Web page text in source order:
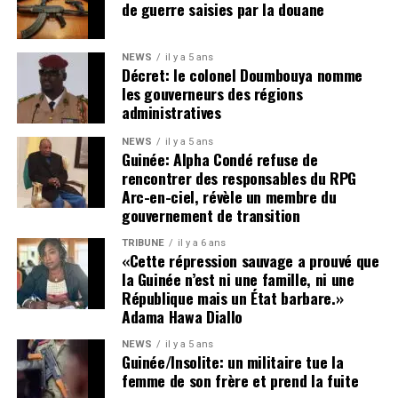
fondamentaux de l’État de droit. Faillir à cette exigence,
c’est laisser libre cours à des dérives susceptibles de
nous entraîner, à terme, dans une spirale d’insécurité,
voire d’instabilité politique et institutionnelle.
Cette tribune se veut également un plaidoyer en faveur de
la vérité, de la justice et de l’humanité.
La disparition de plusieurs figures politiques et
citoyennes — parmi lesquelles Foniké Mengué, Billo Bah,
Habib Marouane Camara, Sadou Nimagan — ainsi que la
situation de nombreux détenus, demeure une source de
profonde inquiétude nationale.
Le silence entourant leur sort alimente les tensions,
nourrit les suspicions et inflige une souffrance durable
aux familles concernées comme à l’opinion publique. Les
proches de ces personnes, à l’instar de ceux d’Aliou Bah
et de tant d’autres, ont un droit légitime et inaliénable :
de guerre saisies par la douane
NEWS il y a 5 ans
Décret: le colonel Doumbouya nomme
les gouverneurs des régions
administratives
NEWS il y a 5 ans
Guinée: Alpha Condé refuse de
rencontrer des responsables du RPG
Arc-en-ciel, révèle un membre du
gouvernement de transition
TRIBUNE il y a 6 ans
«Cette répression sauvage a prouvé que
la Guinée n’est ni une famille, ni une
République mais un État barbare.»
Adama Hawa Diallo
NEWS il y a 5 ans
Guinée/Insolite: un militaire tue la
femme de son frère et prend la fuite